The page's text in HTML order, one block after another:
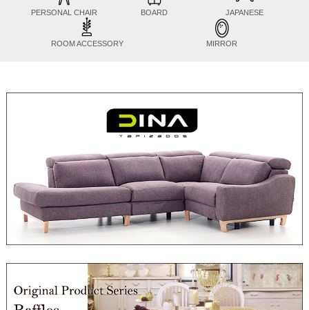
PERSONAL CHAIR BOARD JAPANESE
ROOM ACCESSORY MIRROR